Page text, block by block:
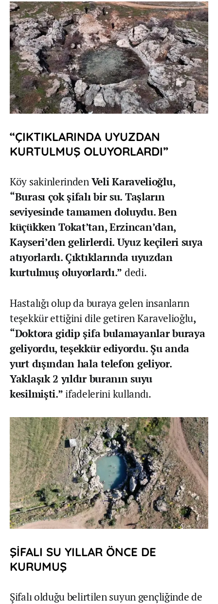
“ÇIKTIKLARINDA UYUZDAN
KURTULMUŞ OLUYORLARDI”
Köy sakinlerinden Veli Karavelioğlu,
“Burası çok şifalı bir su. Taşların
seviyesinde tamamen doluydu. Ben
küçükken Tokat’tan, Erzincan’dan,
Kayseri’den gelirlerdi. Uyuz keçileri suya
atıyorlardı. Çıktıklarında uyuzdan
kurtulmuş oluyorlardı.” dedi.
Hastalığı olup da buraya gelen insanların
teşekkür ettiğini dile getiren Karavelioğlu,
“Doktora gidip şifa bulamayanlar buraya
geliyordu, teşekkür ediyordu. Şu anda
yurt dışından hala telefon geliyor.
Yaklaşık 2 yıldır buranın suyu
kesilmişti.” ifadelerini kullandı.
ŞİFALI SU YILLAR ÖNCE DE
KURUMUŞ
Şifalı olduğu belirtilen suyun gençliğinde de